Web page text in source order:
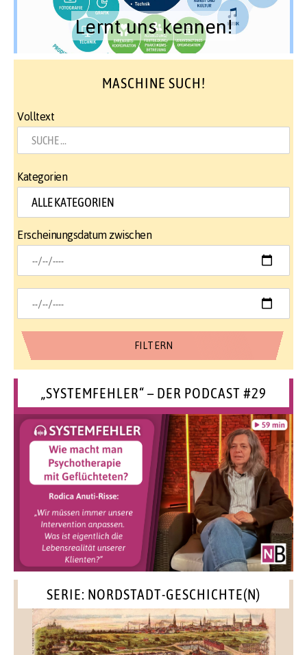
Lernt uns kennen!
MASCHINE SUCH!
Volltext
Kategorien
Erscheinungsdatum zwischen
„SYSTEMFEHLER“ – DER PODCAST #29
SERIE: NORDSTADT-GESCHICHTE(N)